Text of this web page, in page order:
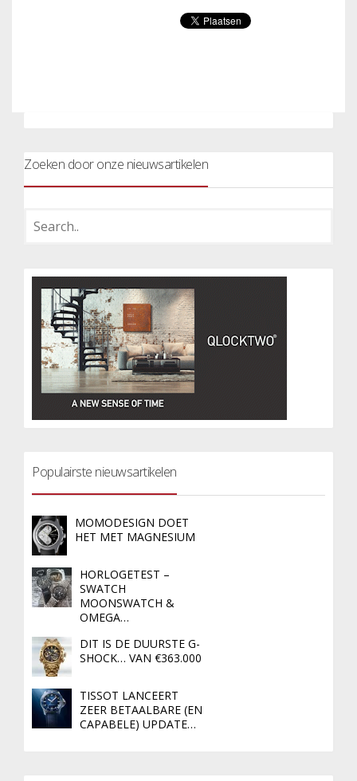
Zoeken door onze nieuwsartikelen
Populairste nieuwsartikelen
MOMODESIGN DOET
HET MET MAGNESIUM
HORLOGETEST –
SWATCH
MOONSWATCH &
OMEGA…
DIT IS DE DUURSTE G-
SHOCK… VAN €363.000
TISSOT LANCEERT
ZEER BETAALBARE (EN
CAPABELE) UPDATE…